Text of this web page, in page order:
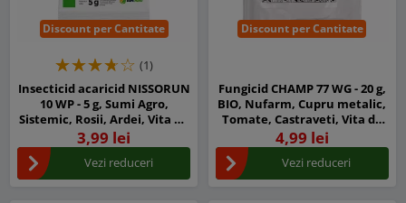
Discount per Cantitate
(1)
Insecticid acaricid NISSORUN
10 WP - 5 g, Sumi Agro,
Sistemic, Rosii, Ardei, Vita de
vie
3,99 lei
Vezi reduceri
Discount per Cantitate
Fungicid CHAMP 77 WG - 20 g,
BIO, Nufarm, Cupru metalic,
Tomate, Castraveti, Vita de
vie, Cartof, Mar
4,99 lei
Vezi reduceri